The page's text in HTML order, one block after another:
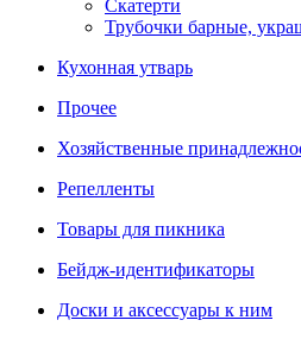
Скатерти
Трубочки барные,
Кухонная утварь
Прочее
Хозяйственные
Репелленты
Товары для пикника
Бейдж-идентификаторы
Доски и аксессуары к ним